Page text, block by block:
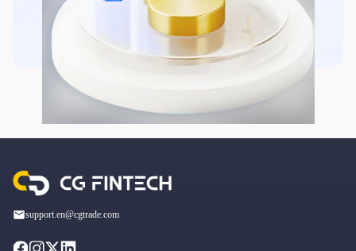
support.en@cgtrade.com